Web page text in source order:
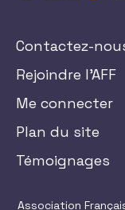
Contactez-
Rejoindre l'AFF
Me connecter
Plan du site
Témoignages
Association